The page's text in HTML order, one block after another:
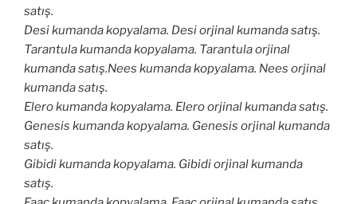
satış.
Desi kumanda kopyalama. Desi orjinal kumanda satış.
Tarantula kumanda kopyalama. Tarantula orjinal
kumanda satış.Nees kumanda kopyalama. Nees orjinal
kumanda satış.
Elero kumanda kopyalama. Elero orjinal kumanda satış.
Genesis kumanda kopyalama. Genesis orjinal kumanda
satış.
Gibidi kumanda kopyalama. Gibidi orjinal kumanda
satış.